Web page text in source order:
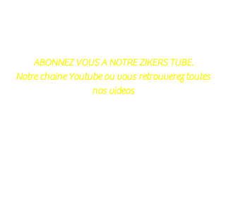
ABONNEZ VOUS A NOTRE ZIKERS TUBE.
Notre chaine Youtube ou vous retrouverez toutes
nos videos